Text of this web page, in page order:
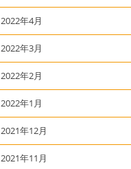
2022年4月
2022年3月
2022年2月
2022年1月
2021年12月
2021年11月